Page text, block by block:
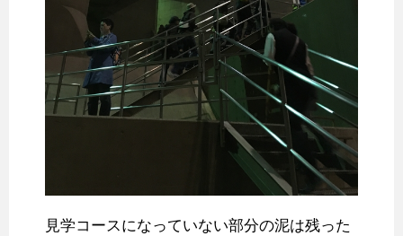
見学コースになっていない部分の泥は残った